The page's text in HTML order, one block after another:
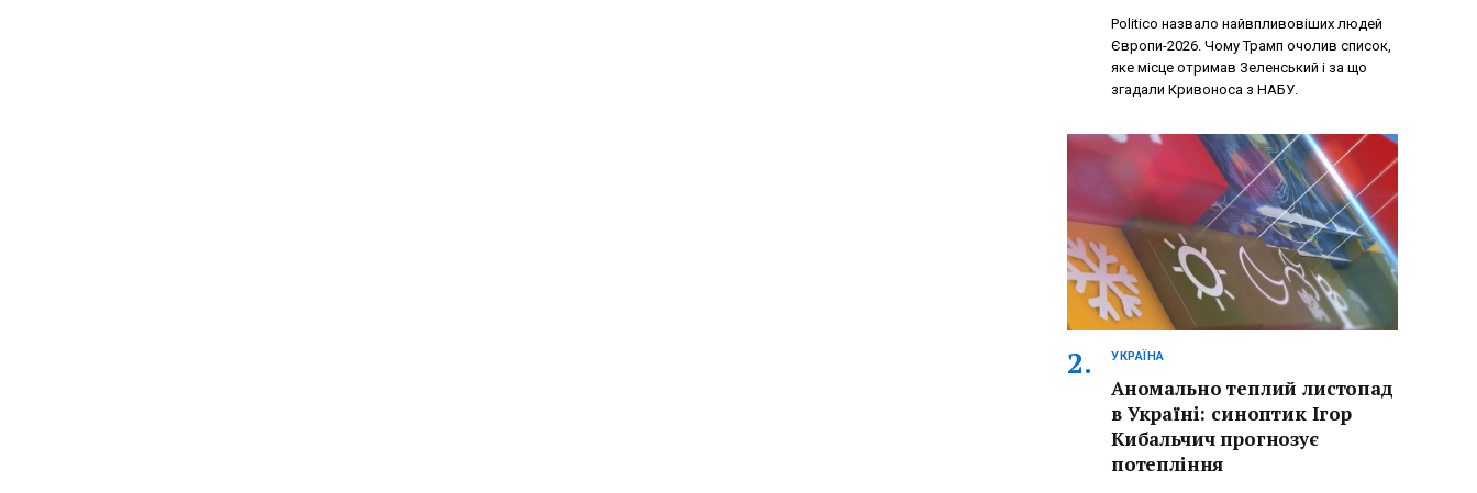
Politico назвало найвпливовіших людей
Європи-2026. Чому Трамп очолив список,
яке місце отримав Зеленський і за що
згадали Кривоноса з НАБУ.
УКРАЇНА
Аномально теплий листопад
в Україні: синоптик Ігор
Кибальчич прогнозує
потепління